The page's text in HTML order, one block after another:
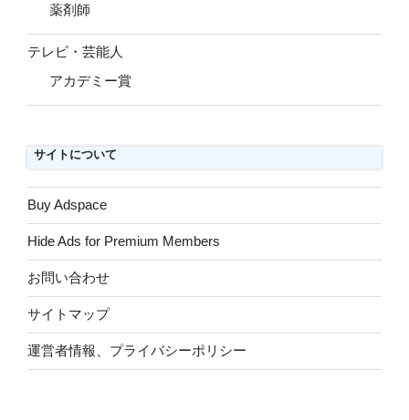
薬剤師
テレビ・芸能人
アカデミー賞
サイトについて
Buy Adspace
Hide Ads for Premium Members
お問い合わせ
サイトマップ
運営者情報、プライバシーポリシー